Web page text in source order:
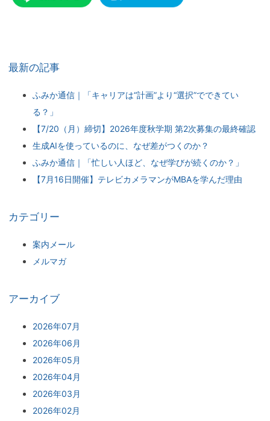
最新の記事
ふみか通信｜「キャリアは“計画”より“選択”でできてい
る？」
【7/20（月）締切】2026年度秋学期 第2次募集の最終確認
生成AIを使っているのに、なぜ差がつくのか？
ふみか通信｜「忙しい人ほど、なぜ学びが続くのか？」
【7月16日開催】テレビカメラマンがMBAを学んだ理由
カテゴリー
案内メール
メルマガ
アーカイブ
2026年07月
2026年06月
2026年05月
2026年04月
2026年03月
2026年02月